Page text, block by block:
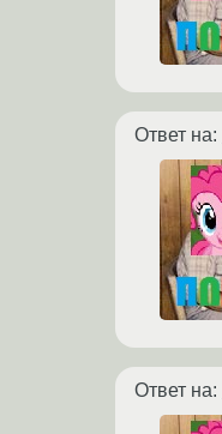
Ответ на:
Ответ на: